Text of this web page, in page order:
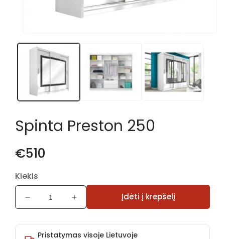
mediją
modaliniame
Spinta Preston 250
€510
Kiekis
Sumažinti
Spinta
Preston
250
Padidinti
Spinta
Preston
250
Įdėti į krepšelį
Pristatymas visoje Lietuvoje